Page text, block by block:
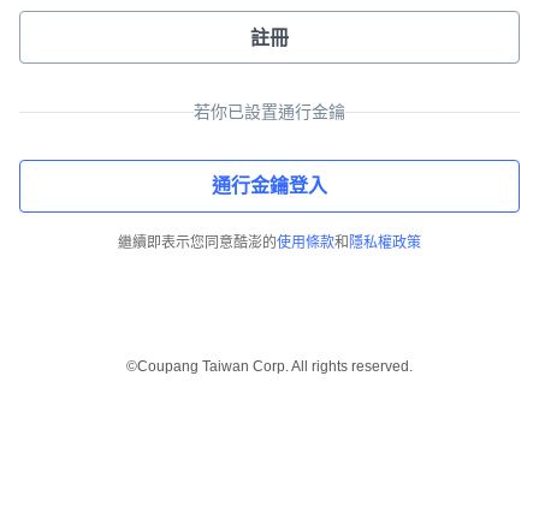
註冊
若你已設置通行金鑰
通行金鑰登入
繼續即表示您同意酷澎的使用條款和 隱私權政策
©Coupang Taiwan Corp. All rights reserved.